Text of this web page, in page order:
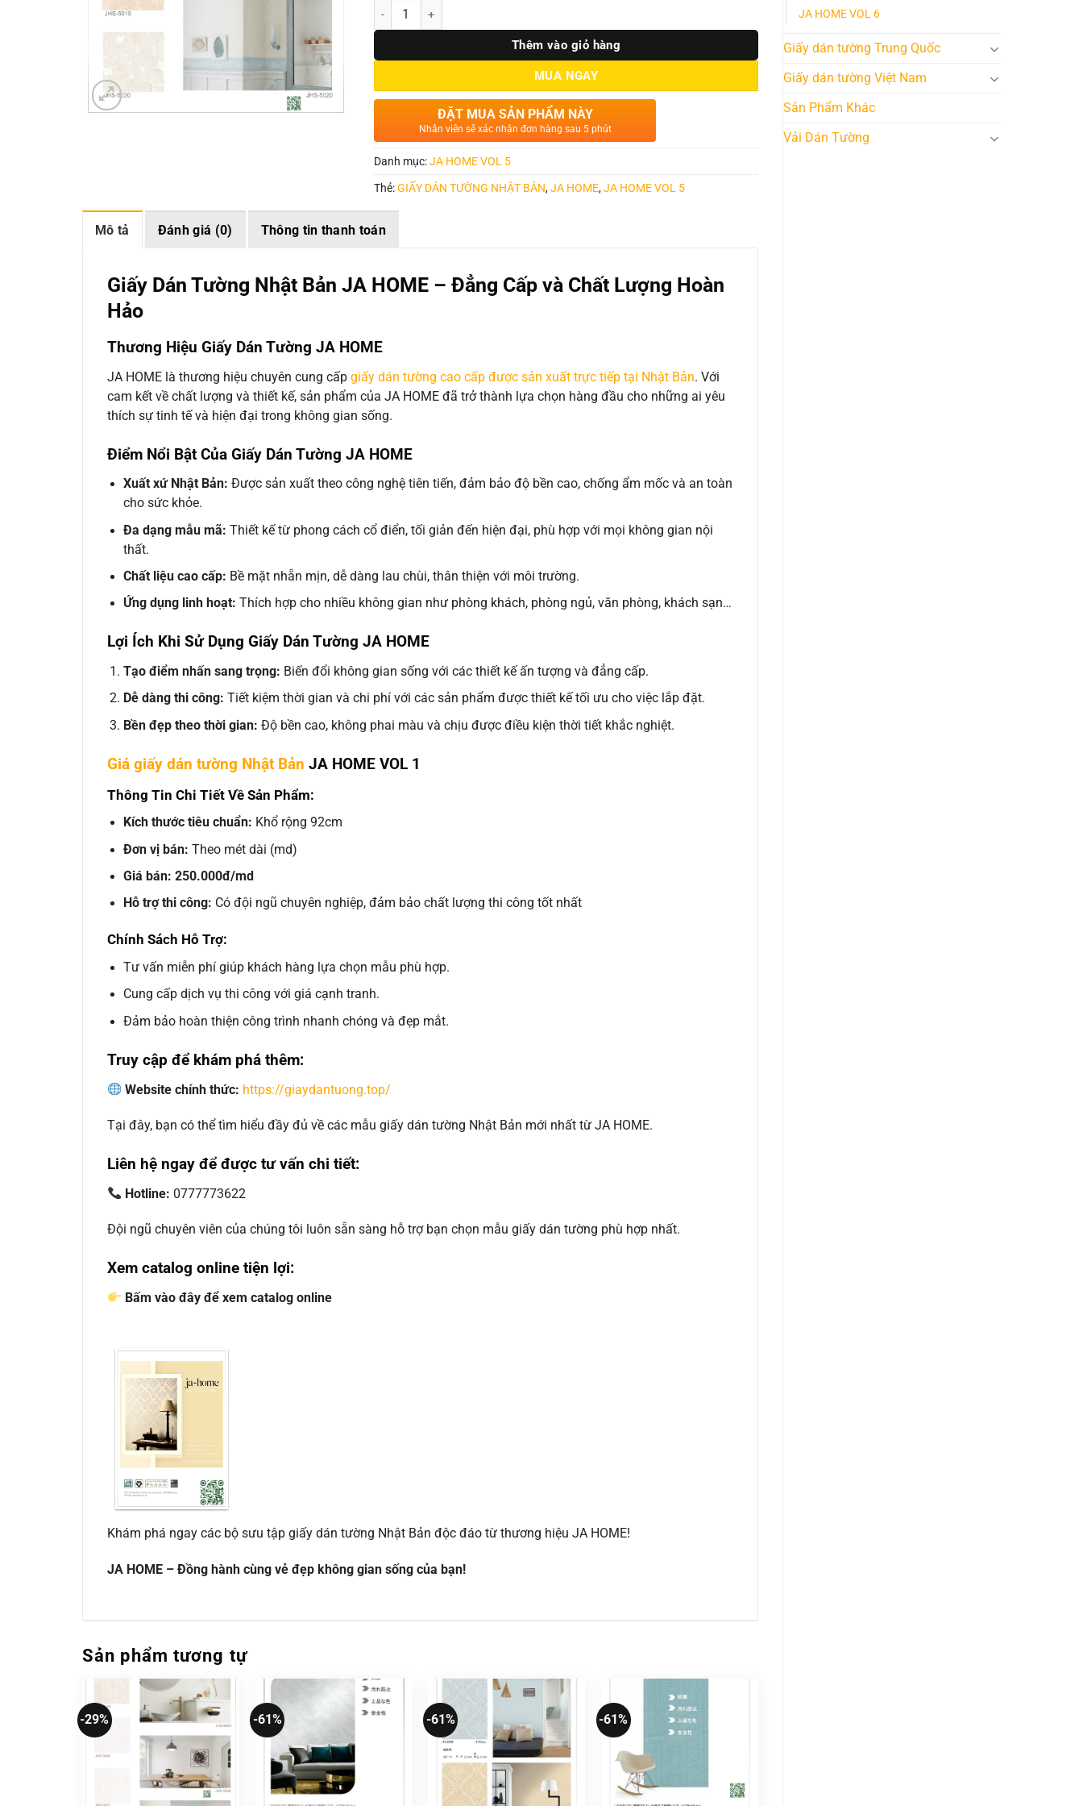
JA HOME VOL 6
Giấy dán tường Trung Quốc
Giấy dán tường Việt Nam
Sản Phẩm Khác
Vải Dán Tường
Số lượng
Thêm vào giỏ hàng
MUA NGAY
ĐẶT MUA SẢN PHẨM NÀY
Nhân viên sẽ xác nhận đơn hàng sau 5 phút
Danh mục:JA HOME VOL 5
Thẻ:GIẤY DÁN TƯỜNG NHẬT BẢN,JA HOME,JA HOME VOL 5
Mô tả Đánh giá (0) Thông tin thanh toán
Giấy Dán Tường Nhật Bản JA HOME – Đẳng Cấp và Chất Lượng Hoàn
Hảo
Thương Hiệu Giấy Dán Tường JA HOME
JA HOME là thương hiệu chuyên cung cấp giấy dán tường cao cấp được sản xuất trực tiếp tại Nhật Bản. Với
cam kết về chất lượng và thiết kế, sản phẩm của JA HOME đã trở thành lựa chọn hàng đầu cho những ai yêu
thích sự tinh tế và hiện đại trong không gian sống.
Điểm Nổi Bật Của Giấy Dán Tường JA HOME
Xuất xứ Nhật Bản: Được sản xuất theo công nghệ tiên tiến, đảm bảo độ bền cao, chống ẩm mốc và an toàn
cho sức khỏe.
Đa dạng mẫu mã: Thiết kế từ phong cách cổ điển, tối giản đến hiện đại, phù hợp với mọi không gian nội
thất.
Chất liệu cao cấp: Bề mặt nhẵn mịn, dễ dàng lau chùi, thân thiện với môi trường.
Ứng dụng linh hoạt: Thích hợp cho nhiều không gian như phòng khách, phòng ngủ, văn phòng, khách sạn…
Lợi Ích Khi Sử Dụng Giấy Dán Tường JA HOME
Tạo điểm nhấn sang trọng: Biến đổi không gian sống với các thiết kế ấn tượng và đẳng cấp.
Dễ dàng thi công: Tiết kiệm thời gian và chi phí với các sản phẩm được thiết kế tối ưu cho việc lắp đặt.
Bền đẹp theo thời gian: Độ bền cao, không phai màu và chịu được điều kiện thời tiết khắc nghiệt.
Giá giấy dán tường Nhật Bản JA HOME VOL 1
Thông Tin Chi Tiết Về Sản Phẩm:
Kích thước tiêu chuẩn: Khổ rộng 92cm
Đơn vị bán: Theo mét dài (md)
Giá bán: 250.000đ/md
Hỗ trợ thi công: Có đội ngũ chuyên nghiệp, đảm bảo chất lượng thi công tốt nhất
Chính Sách Hỗ Trợ:
Tư vấn miễn phí giúp khách hàng lựa chọn mẫu phù hợp.
Cung cấp dịch vụ thi công với giá cạnh tranh.
Đảm bảo hoàn thiện công trình nhanh chóng và đẹp mắt.
Truy cập để khám phá thêm:
Website chính thức: https://giaydantuong.top/
Tại đây, bạn có thể tìm hiểu đầy đủ về các mẫu giấy dán tường Nhật Bản mới nhất từ JA HOME.
Liên hệ ngay để được tư vấn chi tiết:
Hotline: 0777773622
Đội ngũ chuyên viên của chúng tôi luôn sẵn sàng hỗ trợ bạn chọn mẫu giấy dán tường phù hợp nhất.
Xem catalog online tiện lợi:
Bấm vào đây để xem catalog online
Khám phá ngay các bộ sưu tập giấy dán tường Nhật Bản độc đáo từ thương hiệu JA HOME!
JA HOME – Đồng hành cùng vẻ đẹp không gian sống của bạn!
Sản phẩm tương tự
-29% -61% -61% -61%